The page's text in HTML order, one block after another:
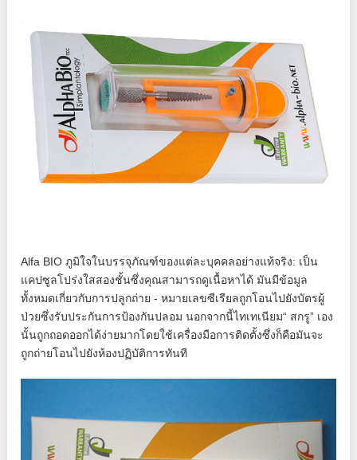
Alfa BIO ภูมิใจในบรรจุภัณฑ์ของแต่ละบุคคลอย่างแท้จริง: เป็น
แคปซูลโปร่งใสสองชั้นซึ่งคุณสามารถดูเนื้อหาได้ มันมีข้อมูล
ทั้งหมดเกี่ยวกับการปลูกถ่าย - หมายเลขซีเรียลถูกโอนไปยังบัตรผู้
ป่วยซึ่งรับประกันการป้องกันปลอม นอกจากนี้ไทเทเนียม“ สกรู” เอง
นั้นถูกถอดออกได้ง่ายมากโดยใช้เครื่องมือการติดตั้งซึ่งก็คือมันจะ
ถูกถ่ายโอนไปยังห้องปฏิบัติการทันที